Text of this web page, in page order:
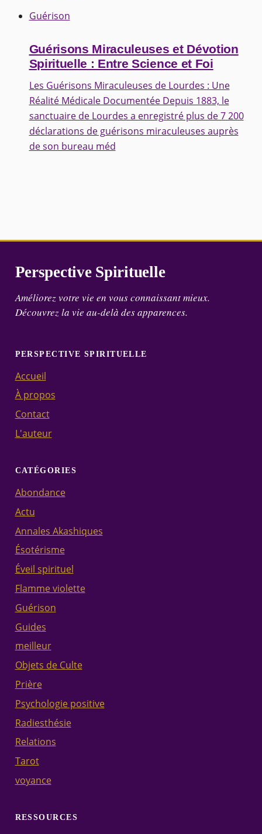
Guérison
Guérisons Miraculeuses et Dévotion
Spirituelle : Entre Science et Foi
Les Guérisons Miraculeuses de Lourdes : Une
Réalité Médicale Documentée Depuis 1883, le
sanctuaire de Lourdes a enregistré plus de 7 200
déclarations de guérisons miraculeuses auprès
de son bureau méd
Perspective Spirituelle
Améliorez votre vie en vous connaissant mieux.
Découvrez la vie au-delà des apparences.
PERSPECTIVE SPIRITUELLE
Accueil
À propos
Contact
L'auteur
CATÉGORIES
Abondance
Actu
Annales Akashiques
Ésotérisme
Éveil spirituel
Flamme violette
Guérison
Guides
meilleur
Objets de Culte
Prière
Psychologie positive
Radiesthésie
Relations
Tarot
voyance
RESSOURCES